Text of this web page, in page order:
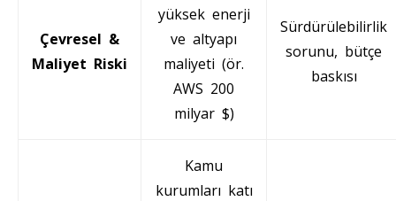
Çevresel &
Maliyet Riski
yüksek enerji
ve altyapı
maliyeti (ör.
AWS 200
milyar $)
Sürdürülebilirlik
sorunu, bütçe
baskısı
Kamu
kurumları katı